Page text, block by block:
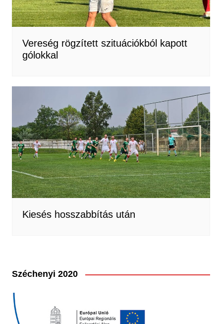
Vereség rögzített szituációkból kapott
gólokkal
Kiesés hosszabbítás után
Széchenyi 2020